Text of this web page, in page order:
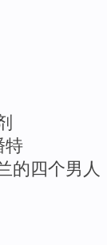
特
的四个男人